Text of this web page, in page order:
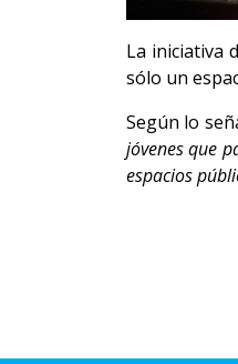
La iniciativa
sólo un
Según lo
jóvenes que
espacios